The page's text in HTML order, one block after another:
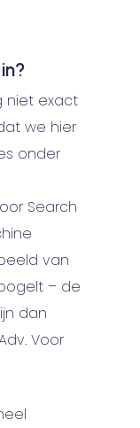
niet exact
we hier
onder
Search
van
– de
dan
Voor